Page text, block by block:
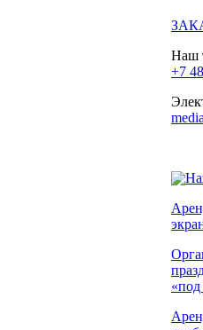
Наш
+7